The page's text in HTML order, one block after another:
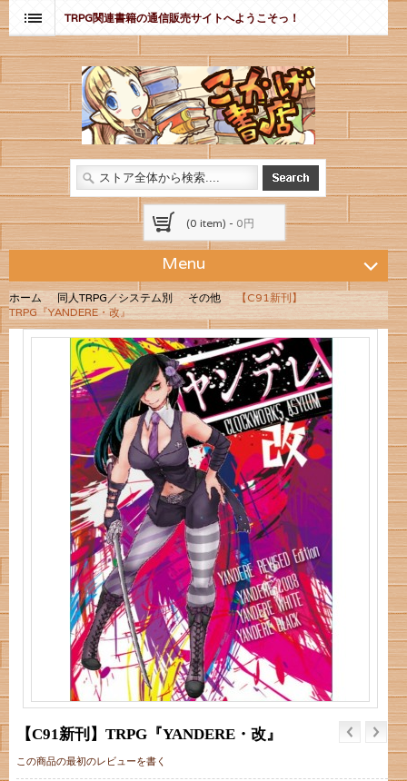
TRPG関連書籍の通信販売サイトへようこそっ！
(0 item) - 0円
Menu
ホーム 同人TRPG／システム別 その他
【C91新刊】
TRPG『YANDERE・改』
【C91新刊】TRPG『YANDERE・改』
この商品の最初のレビューを書く